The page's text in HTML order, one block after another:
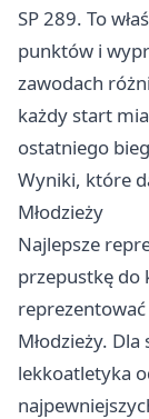
SP 289. To
punktów i
zawodach
każdy start
ostatniego
Wyniki, które
Młodzieży
Najlepsze
przepustkę do
Młodzieży.
lekkoatletyka